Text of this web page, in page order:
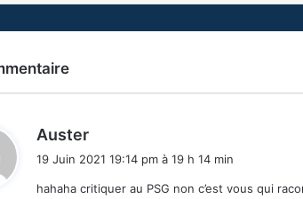
Auster
19 Juin 2021 19:14 pm à 19 h 14 min
hahaha critiquer au PSG non c’est vous qui